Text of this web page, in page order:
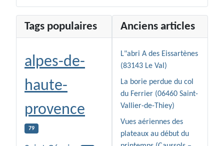
Tags populaires
alpes-de-
haute-
provence
79
Anciens articles
L"abri A des Eissartènes
(83143 Le Val)
La borie perdue du col
du Ferrier (06460 Saint-
Vallier-de-Thiey)
Vues aériennes des
plateaux au début du